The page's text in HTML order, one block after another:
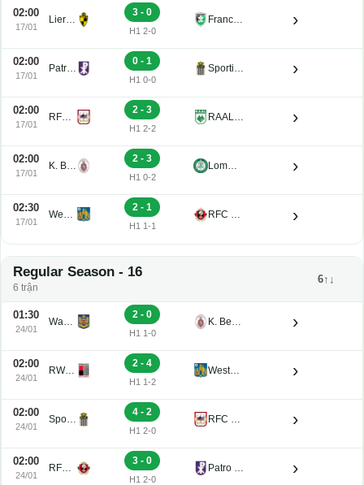
02:00
17/01
Lierse K. U21
3 - 0
H1 2-0
Francs Borains U21 ›
02:00
17/01
Patro Eisden U21
0 - 1
H1 0-0
Sporting Charleroi II ›
02:00
17/01
RFC de Liege U21
2 - 3
H1 2-2
RAAL La Louviere U21 ›
02:00
17/01
K. Beerschot V.A. Reserve U21
2 - 3
H1 0-2
Lommel U21 ›
02:30
17/01
Westerlo U21
2 - 1
H1 1-1
RFC Seraing Reserve U21 ›
Regular Season - 16
6 trận
6↑↓
01:30
24/01
Waasland-Beveren U21
2 - 0
H1 1-0
K. Beerschot V.A. Reserve U21 ›
02:00
24/01
RWDM U21
2 - 4
H1 1-2
Westerlo U21 ›
02:00
24/01
Sporting Charleroi II
4 - 2
H1 2-0
RFC de Liege U21 ›
02:00
24/01
RFC Seraing Reserve U21
3 - 0
H1 2-0
Patro Eisden U21 ›